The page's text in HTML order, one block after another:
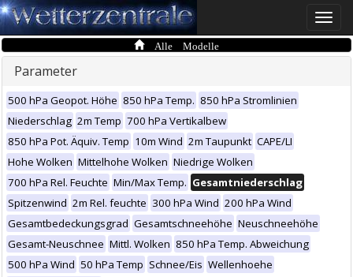
Toggle
Alle Modelle
Parameter
500 hPa Geopot. Höhe 850 hPa Temp. 850 hPa Stromlinien
Niederschlag 2m Temp 700 hPa Vertikalbew
850 hPa Pot. Äquiv. Temp 10m Wind 2m Taupunkt CAPE/LI
Hohe Wolken Mittelhohe Wolken Niedrige Wolken
700 hPa Rel. Feuchte Min/Max Temp. Gesamtniederschlag
Spitzenwind 2m Rel. feuchte 300 hPa Wind 200 hPa Wind
Gesamtbedeckungsgrad Gesamtschneehöhe Neuschneehöhe
Gesamt-Neuschnee Mittl. Wolken 850 hPa Temp. Abweichung
500 hPa Wind 50 hPa Temp Schnee/Eis Wellenhoehe